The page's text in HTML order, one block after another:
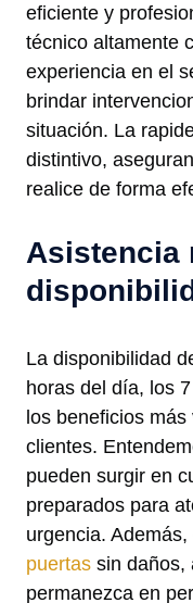
eficiente y
técnico altamente
experiencia en el
brindar
situación. La
distintivo,
realice de forma
Asistencia
La disponibilidad
horas del día, los
los beneficios
clientes.
pueden surgir en
preparados para
urgencia.
puertas sin daños,
permanezca en